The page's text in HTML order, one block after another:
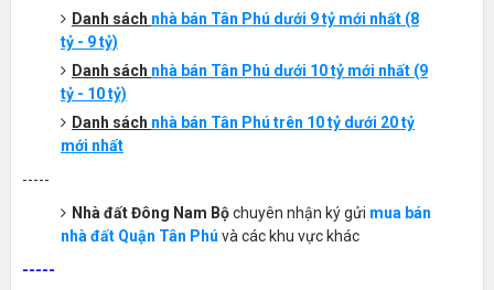
Danh sách nhà bán Tân Phú dưới 9 tỷ mới nhất (8
tỷ - 9 tỷ)
Danh sách nhà bán Tân Phú dưới 10 tỷ mới nhất (9
tỷ - 10 tỷ)
Danh sách nhà bán Tân Phú trên 10 tỷ dưới 20 tỷ
mới nhất
-----
Nhà đất Đông Nam Bộchuyên nhận ký gửi mua bán
nhà đất Quận Tân Phú và các khu vực khác
-----